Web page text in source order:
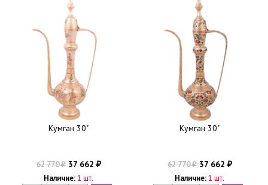
Кумган 30"
62 770₽37 662 ₽
Наличие:1 шт.
Кумган 30"
62 770₽37 662 ₽
Наличие:1 шт.